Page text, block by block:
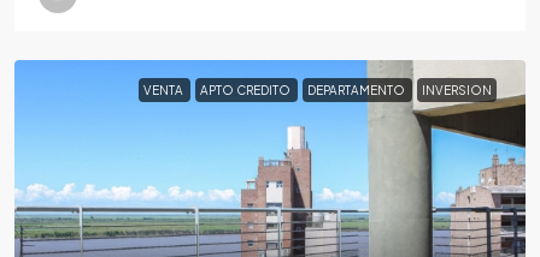
VENTA APTO CREDITO DEPARTAMENTO INVERSION